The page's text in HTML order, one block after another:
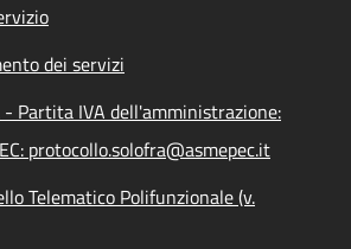
dei servizi
- Partita IVA dell'amministrazione:
protocollo.solofra@asmepec.it
Telematico Polifunzionale (v.